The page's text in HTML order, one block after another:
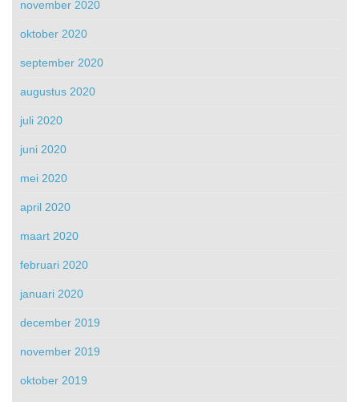
november 2020
oktober 2020
september 2020
augustus 2020
juli 2020
juni 2020
mei 2020
april 2020
maart 2020
februari 2020
januari 2020
december 2019
november 2019
oktober 2019